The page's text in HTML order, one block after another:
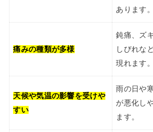
あります。
痛みの種類が多様
鈍痛、ズ
しびれな
現れます。
天候や気温の影響を受けや
すい
雨の日や
が悪化し
ます。